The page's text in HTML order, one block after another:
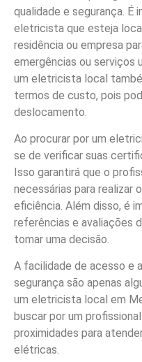
qualidade e segurança. É
eletricista que esteja
residência ou empresa
emergências ou serviços
um eletricista local
termos de custo, pois
deslocamento.
Ao procurar por um
se de verificar suas
Isso garantirá que o
necessárias para realizar
eficiência. Além disso, é
referências e avaliações
tomar uma decisão.
A facilidade de acesso e
segurança são apenas
um eletricista local em
buscar por um
proximidades para
elétricas.